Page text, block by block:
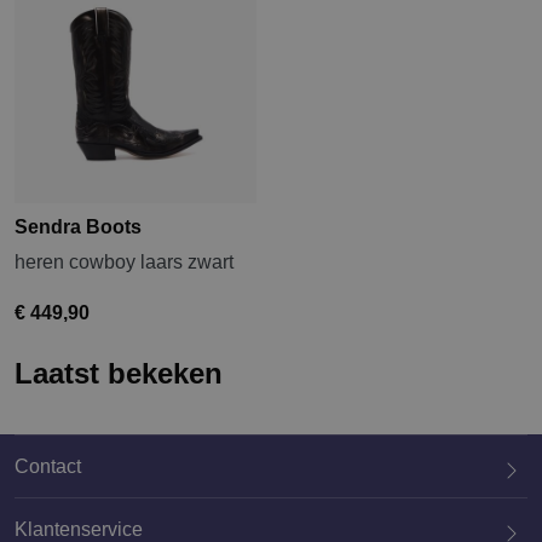
Sendra Boots
heren cowboy laars zwart
€ 449,90
Laatst bekeken
Contact
Klantenservice